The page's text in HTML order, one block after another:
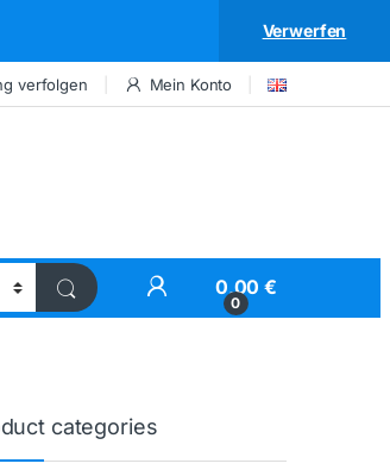
Verwerfen
verfolgen Mein Konto
My Account
0
0,00€
categories